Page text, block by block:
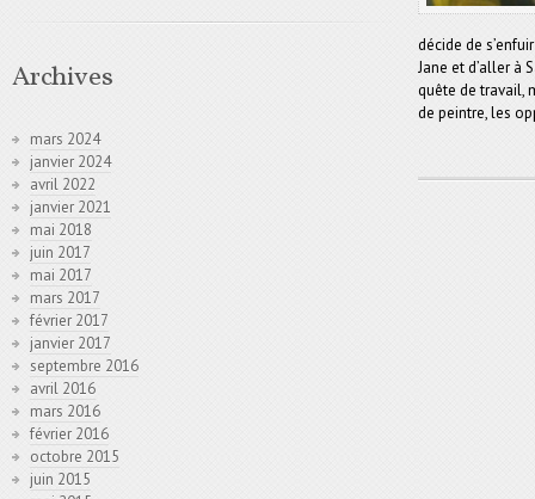
décide de
Jane et d’aller à
quête de travail,
de peintre, les
Archives
mars 2024
janvier 2024
avril 2022
janvier 2021
mai 2018
juin 2017
mai 2017
mars 2017
février 2017
janvier 2017
septembre 2016
avril 2016
mars 2016
février 2016
octobre 2015
juin 2015